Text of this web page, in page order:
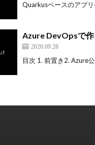
Quarkusベースのアプ
Azure DevOpsで
2020.09.28
目次 1. 前置き2. Azure